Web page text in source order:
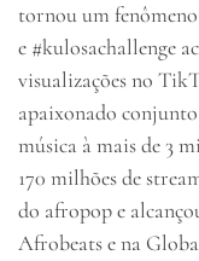
tornou um
e #kulosachallenge
visualizações no
apaixonado
música à mais de 3
170 milhões de
do afropop e
Afrobeats e na